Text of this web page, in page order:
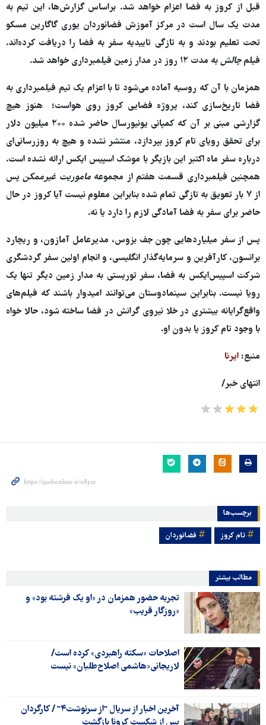
قبل از کروز به فضا اعزام خواهد شد. براساس گزارش‌ها، این تیم به
مدت یک سال است در مرکز آموزش فضانوردان یوری گاگارین مسکو
تحت تعلیم بودند و به تازگی تاییدیه سفر به فضا را دریافت کرده‌اند.
فیلمچالشبه مدت ۱۲ روز در مدار زمین فیلمبرداری خواهد شد.
همزمان با آن که روسیه آماده می‌شود تا با اعزام یک تیم فیلمبرداری به
فضا تاریخ‌سازی کند، پروژه فضایی کروز روی هواست؛ هنوز هیچ
گزارشی مبنی بر آن که کمپانی یونیورسال حاضر شده ۲۰۰ میلیون دلار
برای تحقق رویای تام کروز بپردازد، منتشر نشده و هیچ به روزرسانی‌ای
درباره سفر ماه اکتبر این بازیگر با موشک اسپیس ایکس ارائه نشده است.
همچنین فیلمبرداری قسمت هفتم از مجموعه ماموریت غیرممکنپس
از ۷ بار تعویق به تازگی تمام شده بنابراین معلوم نیست آیا کروز در حال
حاضر برای سفر به فضا آمادگی لازم را دارد یا نه.
پس از سفر میلیاردهایی چون جف بزوس، مدیرعامل آمازون، و ریچارد
برانسون، کارآفرین و سرمایه‌گذار انگلیسی، و انجام اولین سفر گردشگری
شرکت اسپیس‌ایکس به فضا، سفر توریستی به مدار زمین دیگر تنها یک
رویا نیست. بنابراین سینمادوستان می‌توانند امیدوار باشند که فیلم‌های
واقع‌گرایانه بیشتری در خلا نیروی گرانش در فضا ساخته شود، حالا خواه
با وجود تام کروز یا بدون او.
منبع: ایرنا
انتهای خبر/
برچسب‌ها
تام کروز فضانوردان
مطالب بیشتر
تجربه حضور همزمان در «او یک فرشته بود» و
«روزگار قریب»
اصلاحات «سکته راهبردی» کرده است/
لاریجانی«هاشمی اصلاح‌طلبان» نیست
آخرین اخبار از سریال "از سرنوشت۴" / کارگردان
پس از شکست کرونا بازگشت